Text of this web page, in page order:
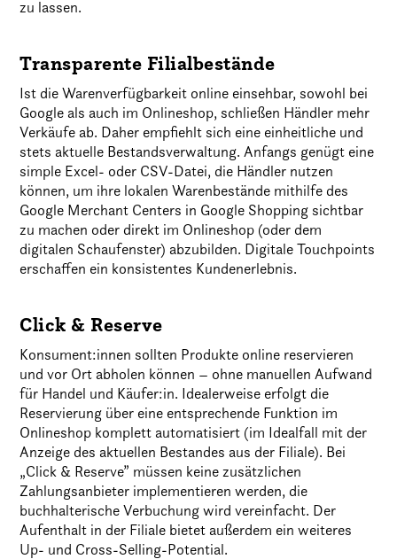
zu lassen.
Transparente Filialbestände
Ist die Warenverfügbarkeit online einsehbar, sowohl bei
Google als auch im Onlineshop, schließen Händler mehr
Verkäufe ab. Daher empfiehlt sich eine einheitliche und
stets aktuelle Bestandsverwaltung. Anfangs genügt eine
simple Excel- oder CSV-Datei, die Händler nutzen
können, um ihre lokalen Warenbestände mithilfe des
Google Merchant Centers in Google Shopping sichtbar
zu machen oder direkt im Onlineshop (oder dem
digitalen Schaufenster) abzubilden. Digitale Touchpoints
erschaffen ein konsistentes Kundenerlebnis.
Click & Reserve
Konsument:innen sollten Produkte online reservieren
und vor Ort abholen können – ohne manuellen Aufwand
für Handel und Käufer:in. Idealerweise erfolgt die
Reservierung über eine entsprechende Funktion im
Onlineshop komplett automatisiert (im Idealfall mit der
Anzeige des aktuellen Bestandes aus der Filiale). Bei
„Click & Reserve” müssen keine zusätzlichen
Zahlungsanbieter implementieren werden, die
buchhalterische Verbuchung wird vereinfacht. Der
Aufenthalt in der Filiale bietet außerdem ein weiteres
Up- und Cross-Selling-Potential.